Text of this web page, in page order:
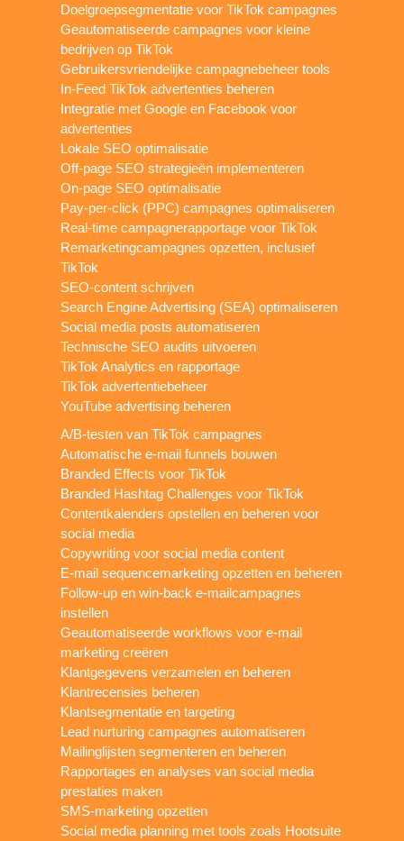
Doelgroepsegmentatie voor TikTok campagnes
Geautomatiseerde campagnes voor kleine
bedrijven op TikTok
Gebruikersvriendelijke campagnebeheer tools
In-Feed TikTok advertenties beheren
Integratie met Google en Facebook voor
advertenties
Lokale SEO optimalisatie
Off-page SEO strategieën implementeren
On-page SEO optimalisatie
Pay-per-click (PPC) campagnes optimaliseren
Real-time campagnerapportage voor TikTok
Remarketingcampagnes opzetten, inclusief
TikTok
SEO-content schrijven
Search Engine Advertising (SEA) optimaliseren
Social media posts automatiseren
Technische SEO audits uitvoeren
TikTok Analytics en rapportage
TikTok advertentiebeheer
YouTube advertising beheren
A/B-testen van TikTok campagnes
Automatische e-mail funnels bouwen
Branded Effects voor TikTok
Branded Hashtag Challenges voor TikTok
Contentkalenders opstellen en beheren voor
social media
Copywriting voor social media content
E-mail sequencemarketing opzetten en beheren
Follow-up en win-back e-mailcampagnes
instellen
Geautomatiseerde workflows voor e-mail
marketing creëren
Klantgegevens verzamelen en beheren
Klantrecensies beheren
Klantsegmentatie en targeting
Lead nurturing campagnes automatiseren
Mailinglijsten segmenteren en beheren
Rapportages en analyses van social media
prestaties maken
SMS-marketing opzetten
Social media planning met tools zoals Hootsuite